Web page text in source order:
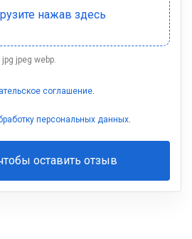
jpeg webp.
соглашение.
персональных данных.
оставить отзыв